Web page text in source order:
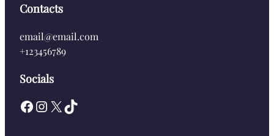
Contacts
email@email.com
+123456789
Socials
Facebook Instagram X TikTok